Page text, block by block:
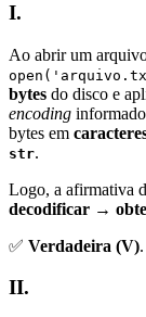
I.
Ao abrir um
bytes do disco e
encoding
bytes em
str.
Logo, a afirmativa
decodificar →
✅ Verdadeira (V).
II.